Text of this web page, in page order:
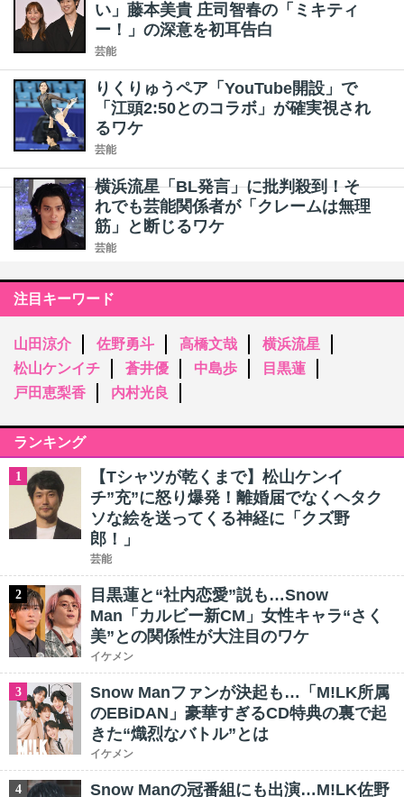
い」藤本美貴 庄司智春の「ミキティ
ー！」の深意を初耳告白
芸能
りくりゅうペア「YouTube開設」で
「江頭2:50とのコラボ」が確実視され
るワケ
芸能
横浜流星「BL発言」に批判殺到！そ
れでも芸能関係者が「クレームは無理
筋」と断じるワケ
芸能
注目キーワード
山田涼介 佐野勇斗 高橋文哉
横浜流星
松山ケンイチ
蒼井優 中島歩
目黒蓮
戸田恵梨香
内村光良
ランキング
1
【Tシャツが乾くまで】松山ケンイ
チ”充”に怒り爆発！離婚届でなくヘタク
ソな絵を送ってくる神経に「クズ野
郎！」
芸能
2
目黒蓮と“社内恋愛”説も…Snow
Man「カルビー新CM」女性キャラ“さく
美”との関係性が大注目のワケ
イケメン
3
Snow Manファンが決起も…「M!LK所属
のEBiDAN」豪華すぎるCD特典の裏で起
きた“熾烈なバトル”とは
イケメン
4 Snow Manの冠番組にも出演…M!LK佐野